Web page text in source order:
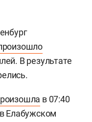
В результате
в 07:40
Елабужском